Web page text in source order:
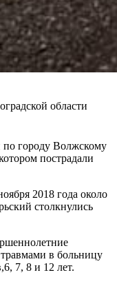
области
городу Волжскому
пострадали
2018 года около
столкнулись
в больницу
7, 8 и 12 лет.